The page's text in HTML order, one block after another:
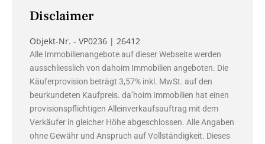
Disclaimer
Objekt-Nr. - VP0236 | 26412
Alle Immobilienangebote auf dieser Webseite werden
ausschliesslich von dahoim Immobilien angeboten. Die
Käuferprovision beträgt 3,57% inkl. MwSt. auf den
beurkundeten Kaufpreis. da’hoim Immobilien hat einen
provisionspflichtigen Alleinverkaufsauftrag mit dem
Verkäufer in gleicher Höhe abgeschlossen. Alle Angaben
ohne Gewähr und Anspruch auf Vollständigkeit. Dieses